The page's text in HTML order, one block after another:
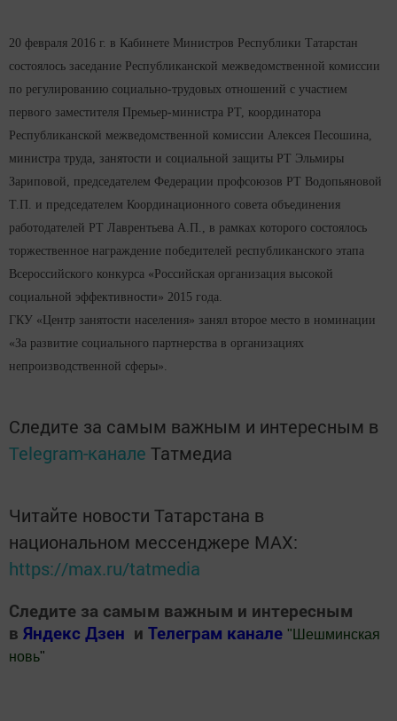
20 февраля 2016 г. в Кабинете Министров Республики Татарстан
состоялось заседание Республиканской межведомственной комиссии
по регулированию социально-трудовых отношений с участием
первого заместителя Премьер-министра РТ, координатора
Республиканской межведомственной комиссии Алексея Песошина,
министра труда, занятости и социальной защиты РТ Эльмиры
Зариповой, председателем Федерации профсоюзов РТ Водопьяновой
Т.П. и председателем Координационного совета объединения
работодателей РТ Лаврентьева А.П., в рамках которого состоялось
торжественное награждение победителей республиканского этапа
Всероссийского конкурса «Российская организация высокой
социальной эффективности» 2015 года.
ГКУ «Центр занятости населения» занял второе место в номинации
«За развитие социального партнерства в организациях
непроизводственной сферы».
Следите за самым важным и интересным в
Telegram-канале Татмедиа
Читайте новости Татарстана в
национальном мессенджере MАХ:
https://max.ru/tatmedia
Следите за самым важным и интересным
в Яндекс Дзен и Телеграм канале " Шешминская
новь"